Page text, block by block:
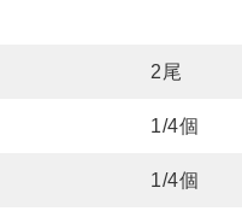
2尾
1/4個
1/4個